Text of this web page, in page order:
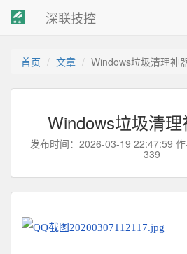
深联技控
首页 文章 Windows垃圾清理神
Windows垃圾清
发布时间：2026-03-19 22:47:59 作
339